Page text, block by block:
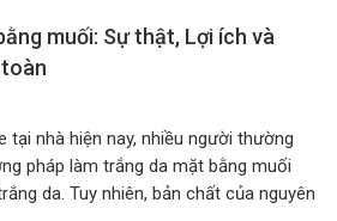
muối: Sự thật, Lợi ích và
tại nhà hiện nay, nhiều người thường
pháp làm trắng da mặt bằng muối
da. Tuy nhiên, bản chất của nguyên